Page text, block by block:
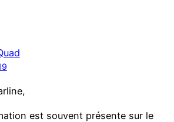
est souvent présente sur le